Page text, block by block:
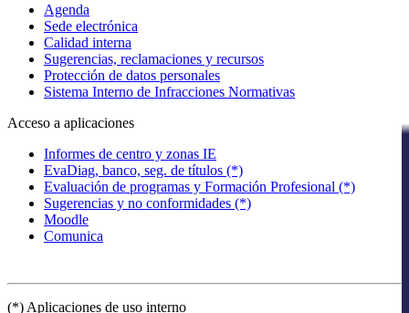
Agenda
Sede electrónica
Calidad interna
Sugerencias, reclamaciones y recursos
Protección de datos personales
Sistema Interno de Infracciones Normativas
Acceso a aplicaciones
Informes de centro y zonas IE
EvaDiag, banco, seg. de títulos (*)
Evaluación de programas y Formación Profesional (*)
Sugerencias y no conformidades (*)
Moodle
Comunica
(*) Aplicaciones de uso interno